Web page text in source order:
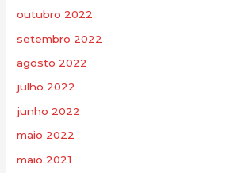
outubro 2022
setembro 2022
agosto 2022
julho 2022
junho 2022
maio 2022
maio 2021